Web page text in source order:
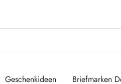
Geschenkideen Briefmarken